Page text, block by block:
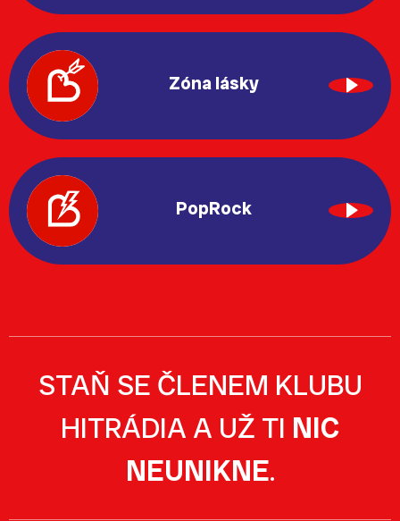
Zóna lásky
PopRock
STAŇ SE ČLENEM KLUBU
HITRÁDIA A UŽ TI NIC
NEUNIKNE.